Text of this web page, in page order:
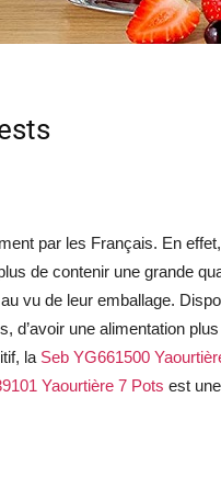
par les Français. En
de contenir une grande
vu de leur emballage.
d’avoir une alimentation
la Seb YG661500
Yaourtière 7 Pots est